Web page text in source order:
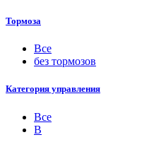
Тормоза
Все
без тормозов
Категория управления
Все
B